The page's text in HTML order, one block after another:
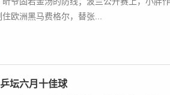
坛六月十佳球
更重要的是，本次比赛...